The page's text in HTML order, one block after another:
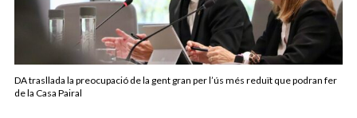
DA trasllada la preocupació de la gent gran per l’ús més reduït que podran fer
de la Casa Pairal